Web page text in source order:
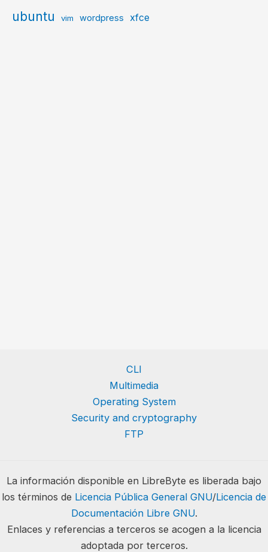
ubuntu vim wordpress xfce
CLI
Multimedia
Operating System
Security and cryptography
FTP
La información disponible en LibreByte es liberada bajo
los términos de Licencia Pública General GNU/Licencia de
Documentación Libre GNU.
Enlaces y referencias a terceros se acogen a la licencia
adoptada por terceros.